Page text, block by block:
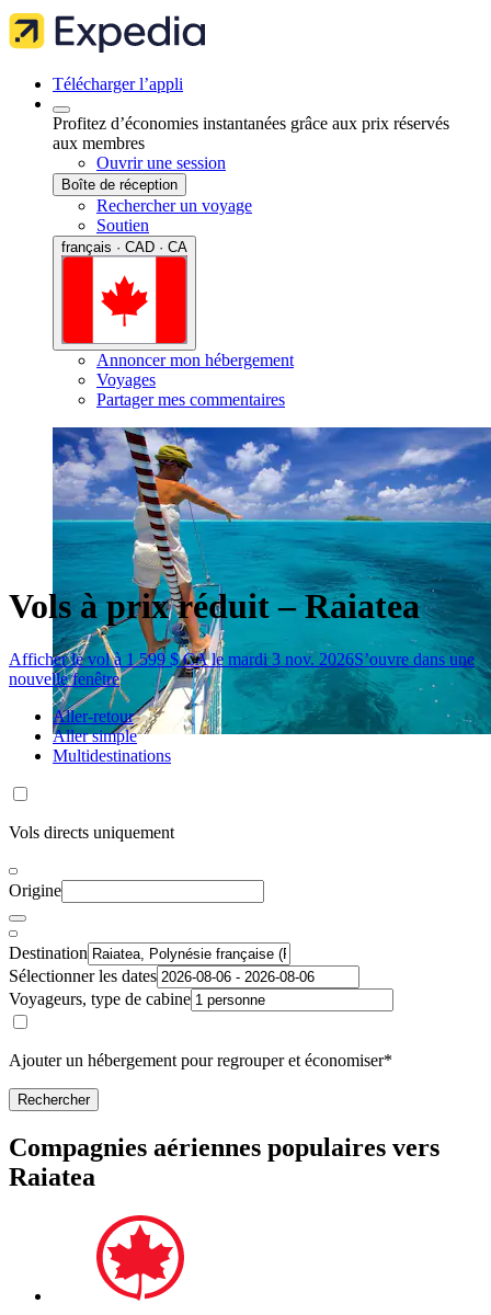
Télécharger l’appli
Profitez d’économies instantanées grâce aux prix réservés
aux membres
Ouvrir une session
Boîte de réception
Rechercher un voyage
Soutien
français · CAD · CA
Annoncer mon hébergement
Voyages
Partager mes commentaires
Vols à prix réduit – Raiatea
Afficher le vol à 1 599 $ CA le mardi 3 nov. 2026S’ouvre dans une
nouvelle fenêtre
Aller-retour
Aller simple
Multidestinations
Vols directs uniquement
Origine
Destination
Sélectionner les dates
Voyageurs, type de cabine
Ajouter un hébergement pour regrouper et économiser*
Rechercher
Compagnies aériennes populaires vers
Raiatea